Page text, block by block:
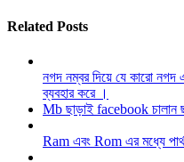
Related Posts
নগদ নম্বর দিয়ে যে কারো
ব্যবহার করে ।
Mb ছাড়াই facebook চালান
Ram এবং Rom এর মধ্যে